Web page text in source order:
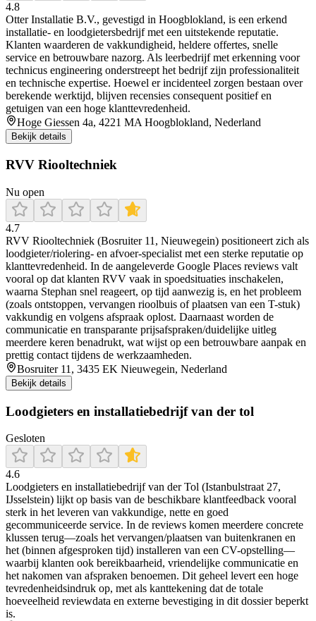
4.8
Otter Installatie B.V., gevestigd in Hoogblokland, is een erkend
installatie- en loodgietersbedrijf met een uitstekende reputatie.
Klanten waarderen de vakkundigheid, heldere offertes, snelle
service en betrouwbare nazorg. Als leerbedrijf met erkenning voor
technicus engineering onderstreept het bedrijf zijn professionaliteit
en technische expertise. Hoewel er incidenteel zorgen bestaan over
berekende werktijd, blijven recensies consequent positief en
getuigen van een hoge klanttevredenheid.
Hoge Giessen 4a, 4221 MA Hoogblokland, Nederland
Bekijk details
RVV Riooltechniek
Nu open
4.7
RVV Riooltechniek (Bosruiter 11, Nieuwegein) positioneert zich als
loodgieter/riolering- en afvoer-specialist met een sterke reputatie op
klanttevredenheid. In de aangeleverde Google Places reviews valt
vooral op dat klanten RVV vaak in spoedsituaties inschakelen,
waarna Stephan snel reageert, op tijd aanwezig is, en het probleem
(zoals ontstoppen, vervangen rioolbuis of plaatsen van een T-stuk)
vakkundig en volgens afspraak oplost. Daarnaast worden de
communicatie en transparante prijsafspraken/duidelijke uitleg
meerdere keren benadrukt, wat wijst op een betrouwbare aanpak en
prettig contact tijdens de werkzaamheden.
Bosruiter 11, 3435 EK Nieuwegein, Nederland
Bekijk details
Loodgieters en installatiebedrijf van der tol
Gesloten
4.6
Loodgieters en installatiebedrijf van der Tol (Istanbulstraat 27,
IJsselstein) lijkt op basis van de beschikbare klantfeedback vooral
sterk in het leveren van vakkundige, nette en goed
gecommuniceerde service. In de reviews komen meerdere concrete
klussen terug—zoals het vervangen/plaatsen van buitenkranen en
het (binnen afgesproken tijd) installeren van een CV-opstelling—
waarbij klanten ook bereikbaarheid, vriendelijke communicatie en
het nakomen van afspraken benoemen. Dit geheel levert een hoge
tevredenheidsindruk op, met als kanttekening dat de totale
hoeveelheid reviewdata en externe bevestiging in dit dossier beperkt
is.